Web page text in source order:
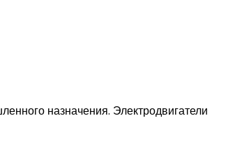
назначения. Электродвигатели